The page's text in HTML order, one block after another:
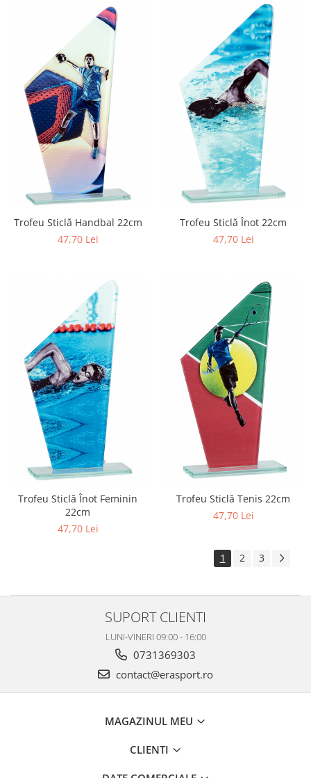
Trofeu Sticlă Handbal 22cm
47,70 Lei
Trofeu Sticlă Înot 22cm
47,70 Lei
Trofeu Sticlă Înot Feminin
22cm
47,70 Lei
Trofeu Sticlă Tenis 22cm
47,70 Lei
1 2 3
SUPORT CLIENTI
LUNI-VINERI 09:00 - 16:00
0731369303
contact@erasport.ro
MAGAZINUL MEU
CLIENTI